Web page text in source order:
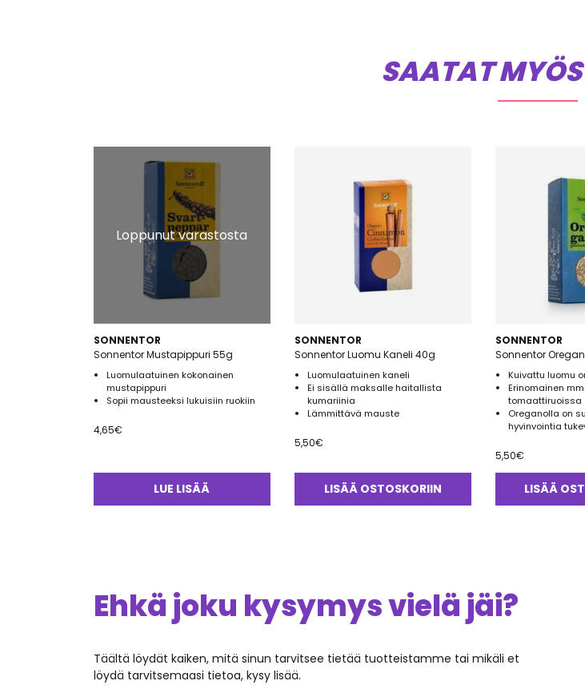
SAATAT
Loppunut varastosta
SONNENTOR
Sonnentor Mustapippuri 55g
Luomulaatuinen kokonainen
mustapippuri
Sopii mausteeksi lukuisiin ruokiin
4,65€
LUE LISÄÄ
SONNENTOR
Sonnentor Luomu Kaneli 40g
Luomulaatuinen kaneli
Ei sisällä maksalle haitallista
kumariinia
Lämmittävä mauste
5,50€
LISÄÄ OSTOSKORIIN
SONNENTOR
Sonnentor
Kuivattu luomu
Erinomainen
tomaattiruoissa
Oreganolla on
hyvinvointia
5,50€
LISÄÄ
Ehkä joku kysymys vielä jäi?
Täältä löydät kaiken, mitä sinun tarvitsee tietää tuotteistamme tai mikäli et
löydä tarvitsemaasi tietoa, kysy lisää.